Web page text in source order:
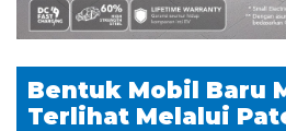
Bentuk Mobil Baru
Terlihat Melalui